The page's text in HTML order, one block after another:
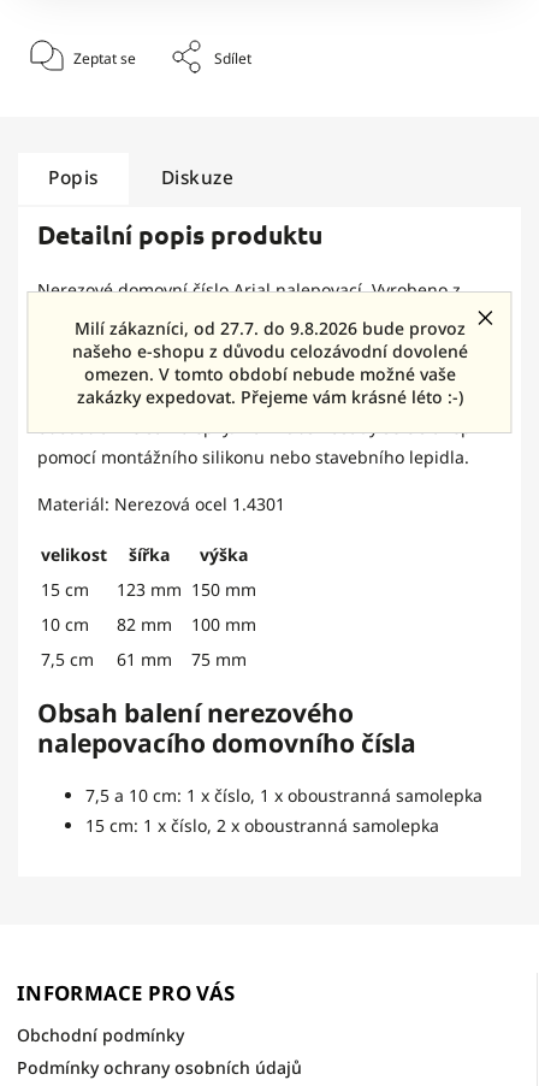
Milí zákazníci, od 27.7. do 9.8.2026 bude provoz
našeho e-shopu z důvodu celozávodní dovolené
omezen. V tomto období nebude možné vaše
zakázky expedovat. Přejeme vám krásné léto :-)
Zeptat se Sdílet
Popis Diskuze
Detailní popis produktu
Nerezové domovní číslo Arial nalepovací. Vyrobeno z
kvalitního nerezového materiálu o síle 2 nebo 1,5 mm (u
velikosti 7,5 cm) s kartáčovaným povrchem.
Čísla se lepí na hladký povrch pomocí dodávané
oboustranné samolepky. Na hrubší fasády se čísla lepí
pomocí montážního silikonu nebo stavebního lepidla.
Materiál: Nerezová ocel 1.4301
velikost šířka
výška
15 cm
123 mm 150 mm
10 cm
82 mm
100 mm
7,5 cm
61 mm 75 mm
Obsah balení nerezového
nalepovacího domovního čísla
7,5 a 10 cm: 1 x číslo, 1 x oboustranná samolepka
15 cm: 1 x číslo, 2 x oboustranná samolepka
INFORMACE PRO VÁS
Obchodní podmínky
Podmínky ochrany osobních údajů